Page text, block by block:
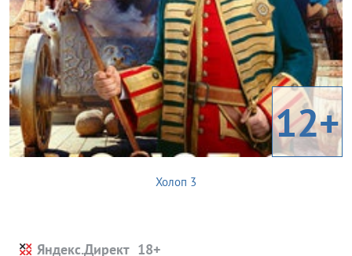
12+
Холоп 3
Яндекс.Директ